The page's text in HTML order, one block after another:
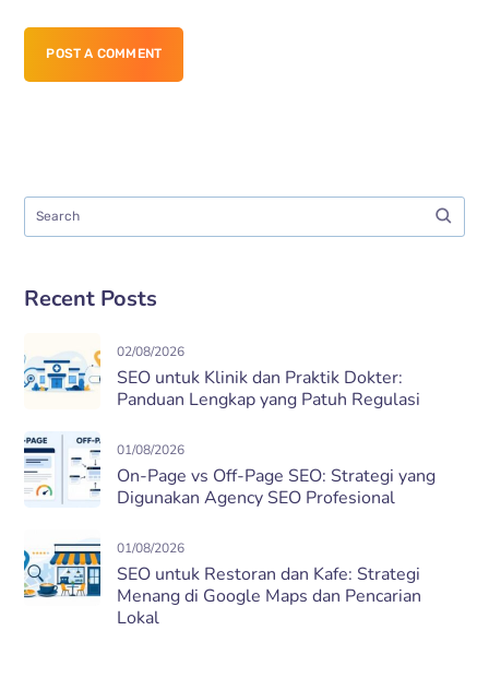
POST A COMMENT
Recent Posts
02/08/2026
SEO untuk Klinik dan Praktik Dokter:
Panduan Lengkap yang Patuh Regulasi
01/08/2026
On-Page vs Off-Page SEO: Strategi yang
Digunakan Agency SEO Profesional
01/08/2026
SEO untuk Restoran dan Kafe: Strategi
Menang di Google Maps dan Pencarian
Lokal